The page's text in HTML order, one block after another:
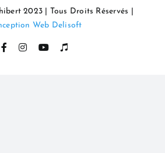
2023 | Tous Droits Réservés |
Web Delisoft
FacebookInstagramYouTube